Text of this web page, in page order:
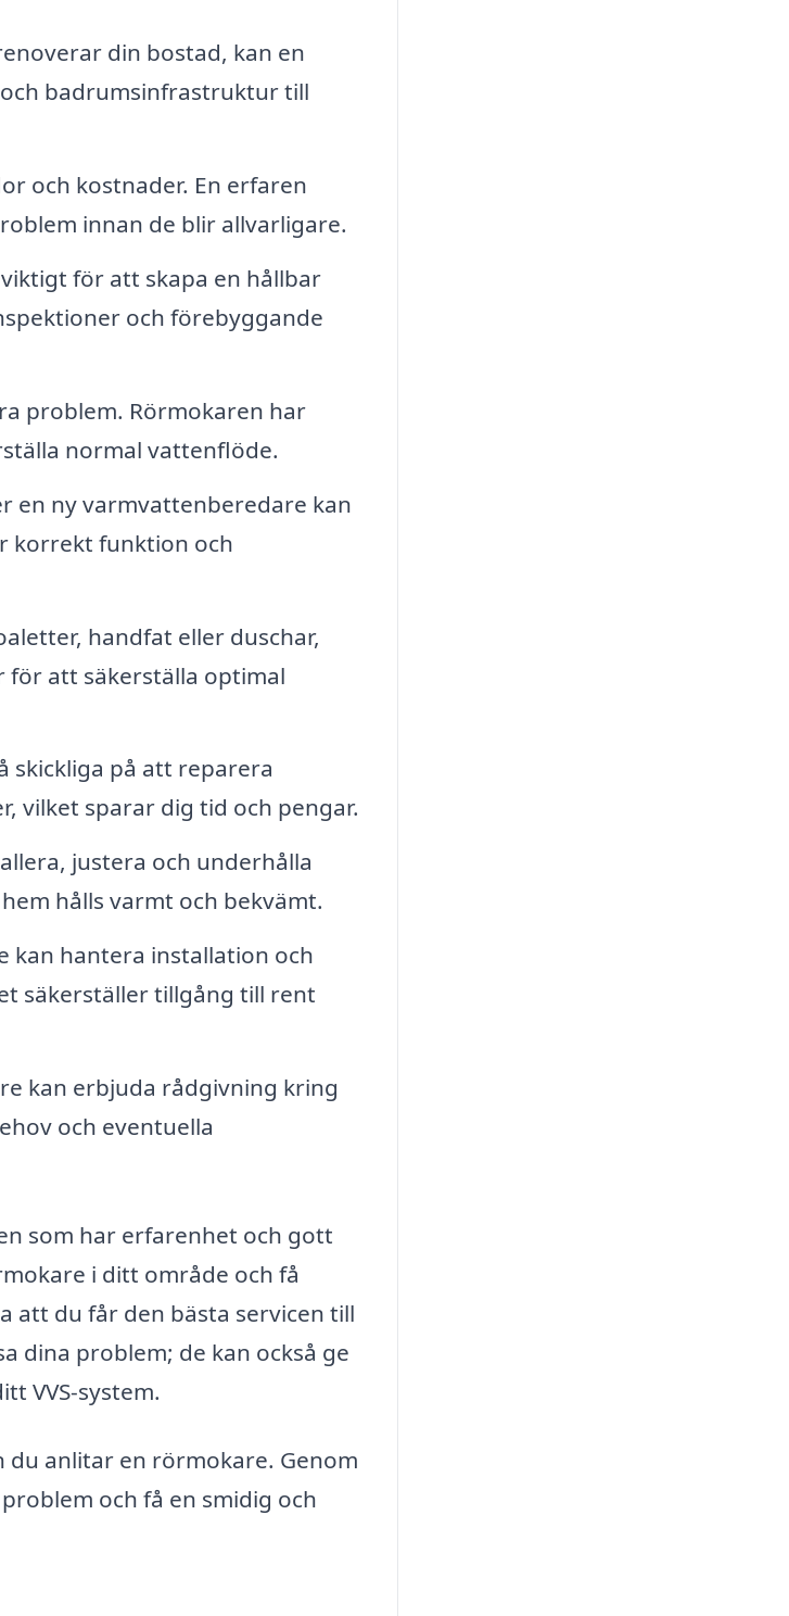
din bostad, kan en
badrumsinfrastruktur till
och kostnader. En erfaren
innan de blir allvarligare.
för att skapa en hållbar
och förebyggande
problem. Rörmokaren har
normal vattenflöde.
en ny varmvattenberedare kan
korrekt funktion och
handfat eller duschar,
för att säkerställa optimal
skickliga på att reparera
vilket sparar dig tid och pengar.
justera och underhålla
hålls varmt och bekvämt.
kan hantera installation och
säkerställer tillgång till rent
kan erbjuda rådgivning kring
och eventuella
som har erfarenhet och gott
i ditt område och få
att du får den bästa servicen till
dina problem; de kan också ge
VVS-system.
du anlitar en rörmokare. Genom
och få en smidig och